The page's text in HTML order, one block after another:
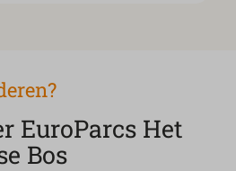
EuroParcs Het
Bos